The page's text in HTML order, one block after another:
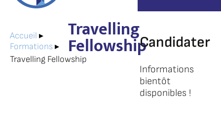
Accueil ▸
Formations▸
Travelling Fellowship
Travelling
FellowshipCandidater
Informations
bientôt
disponibles !